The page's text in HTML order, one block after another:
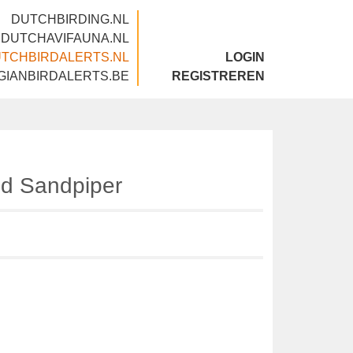
DUTCHBIRDING.NL
DUTCHAVIFAUNA.NL
DUTCHBIRDALERTS.NL
LOGIN
REGISTREREN
Sandpiper